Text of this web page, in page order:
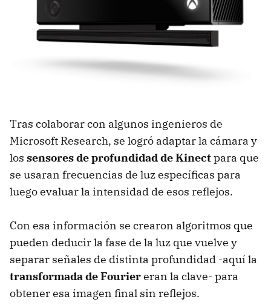
Tras colaborar con algunos ingenieros de
Microsoft Research, se logró adaptar la cámara y
los sensores de profundidad de Kinectpara que
se usaran frecuencias de luz específicas para
luego evaluar la intensidad de esos reflejos.
Con esa información se crearon algoritmos que
pueden deducir la fase de la luz que vuelve y
separar señales de distinta profundidad -aquí la
transformada de Fouriereran la clave- para
obtener esa imagen final sin reflejos.